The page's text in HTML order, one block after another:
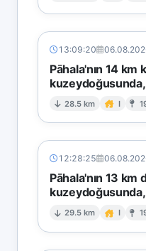
13:09:20
Pāhala'nın 14 km
28.5 km I
12:28:25
Pāhala'nın 13 km
29.5 km I